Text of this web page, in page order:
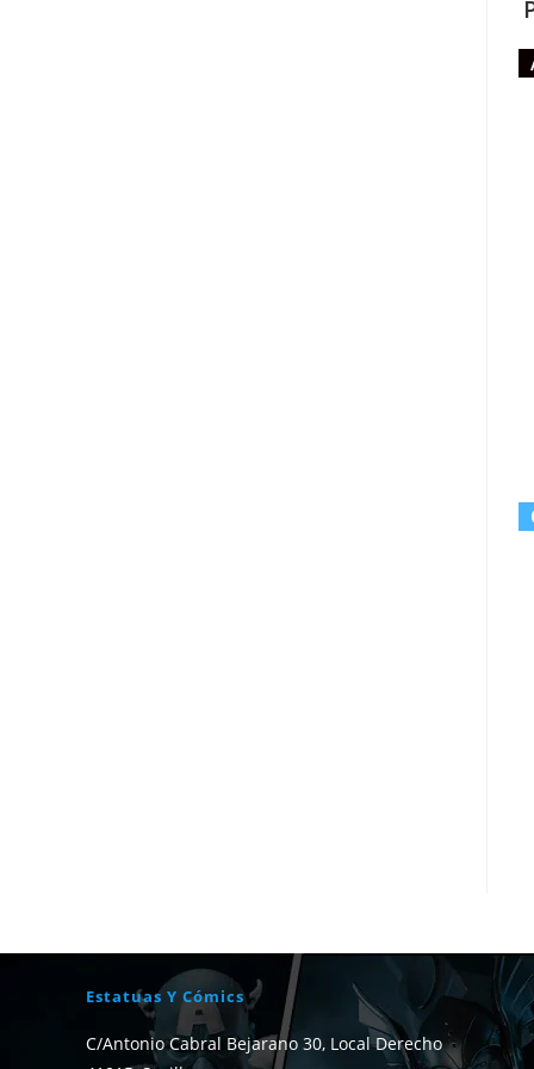
Estatuas Y Cómics
C/Antonio Cabral Bejarano 30, Local Derecho